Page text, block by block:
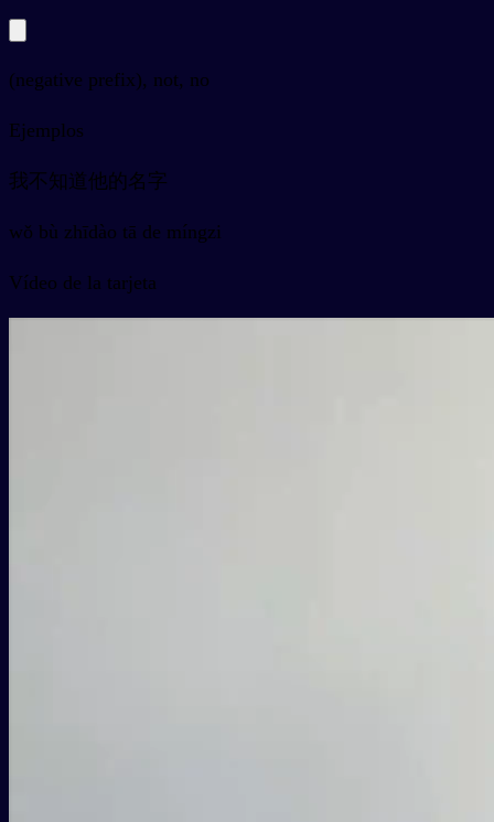
(negative prefix), not, no
Ejemplos
我不知道他的名字
wǒ bù zhīdào tā de míngzi
Vídeo de la tarjeta